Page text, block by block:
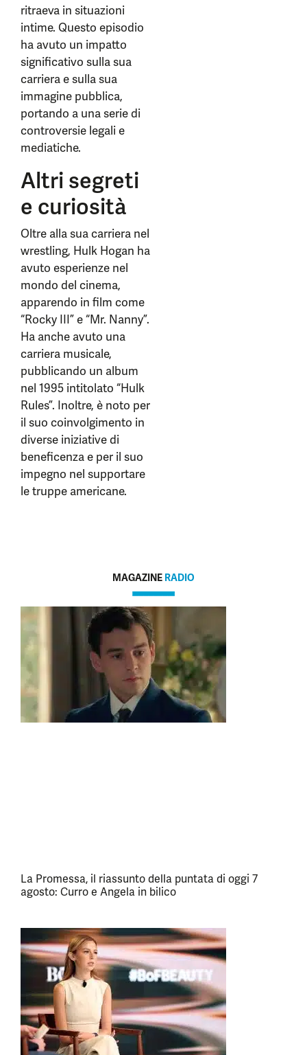
ritraeva in situazioni
intime. Questo episodio
ha avuto un impatto
significativo sulla sua
carriera e sulla sua
immagine pubblica,
portando a una serie di
controversie legali e
mediatiche.
Altri segreti
e curiosità
Oltre alla sua carriera nel
wrestling, Hulk Hogan ha
avuto esperienze nel
mondo del cinema,
apparendo in film come
“Rocky III” e “Mr. Nanny”.
Ha anche avuto una
carriera musicale,
pubblicando un album
nel 1995 intitolato “Hulk
Rules”. Inoltre, è noto per
il suo coinvolgimento in
diverse iniziative di
beneficenza e per il suo
impegno nel supportare
le truppe americane.
MAGAZINE RADIO
La Promessa, il riassunto della puntata di oggi 7
agosto: Curro e Angela in bilico